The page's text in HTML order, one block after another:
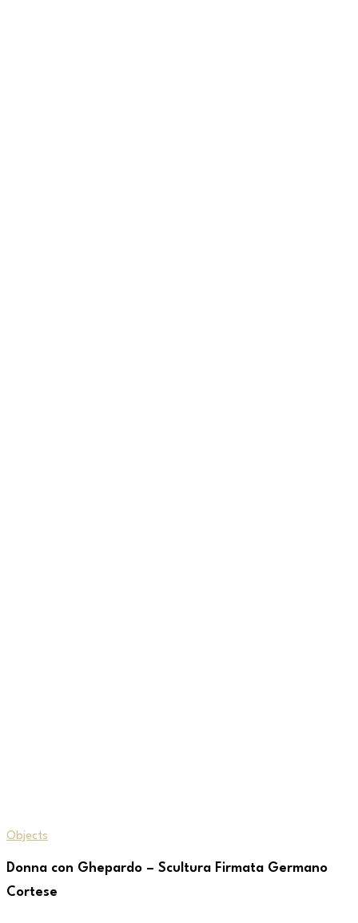
Objects
Donna con Ghepardo – Scultura Firmata Germano
Cortese